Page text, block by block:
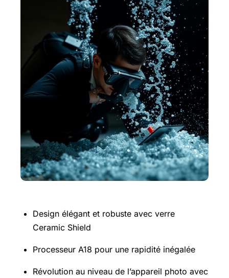
Design élégant et robuste avec verre
Ceramic Shield
Processeur A18 pour une rapidité inégalée
Révolution au niveau de l’appareil photo avec